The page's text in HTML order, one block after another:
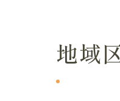
地域